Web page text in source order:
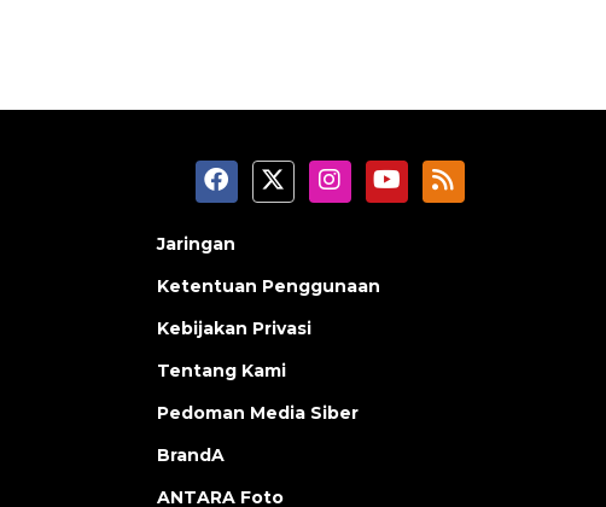
Jaringan
Ketentuan Penggunaan
Kebijakan Privasi
Tentang Kami
Pedoman Media Siber
BrandA
ANTARA Foto